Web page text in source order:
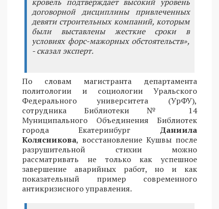
договорной дисциплины привлеченных
девяти строительных компаний, которым
были выставлены жесткие сроки в
условиях форс-мажорных обстоятельств»,
- сказал эксперт.
По словам магистранта департамента
политологии и социологии Уральского
Федерального университета (УрФУ),
сотрудника Библиотеки № 14
Муниципального Объединения Библиотек
города Екатеринбург Даниила
Колясникова, восстановление Кушвы после
разрушительной стихии можно
рассматривать не только как успешное
завершение аварийных работ, но и как
показательный пример современного
антикризисного управления.